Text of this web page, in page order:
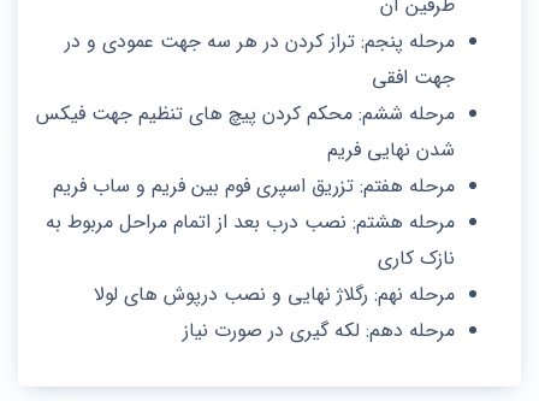
مرحله پنجم: تراز کردن در هر سه جهت عمودی و در
جهت افقی
مرحله ششم: محکم کردن پیچ‌ های تنظیم جهت فیکس
شدن نهایی فریم
مرحله هفتم: تزریق اسپری فوم بین فریم و ساب فریم
مرحله هشتم: نصب درب بعد از اتمام مراحل مربوط به
نازک کاری
مرحله نهم: رگلاژ نهایی و نصب درپوش‌ های لولا
مرحله دهم: لکه گیری در صورت نیاز